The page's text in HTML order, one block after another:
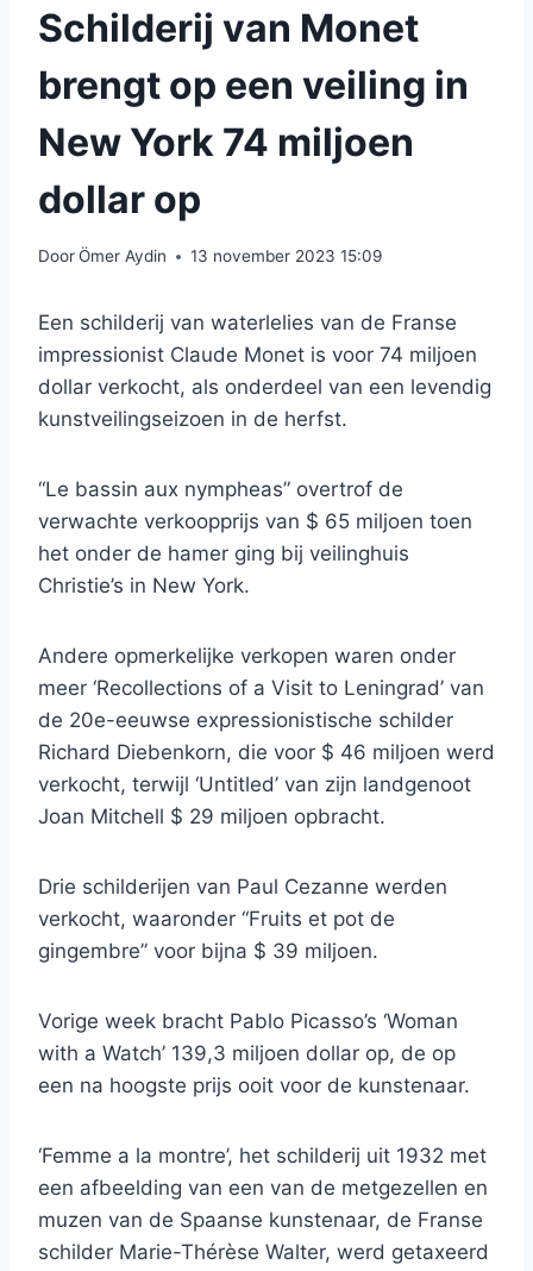
Schilderij van Monet
brengt op een veiling in
New York 74 miljoen
dollar op
DoorÖmer Aydin 13 november 2023 15:09
Een schilderij van waterlelies van de Franse
impressionist Claude Monet is voor 74 miljoen
dollar verkocht, als onderdeel van een levendig
kunstveilingseizoen in de herfst.
“Le bassin aux nympheas” overtrof de
verwachte verkoopprijs van $ 65 miljoen toen
het onder de hamer ging bij veilinghuis
Christie’s in New York.
Andere opmerkelijke verkopen waren onder
meer ‘Recollections of a Visit to Leningrad’ van
de 20e-eeuwse expressionistische schilder
Richard Diebenkorn, die voor $ 46 miljoen werd
verkocht, terwijl ‘Untitled’ van zijn landgenoot
Joan Mitchell $ 29 miljoen opbracht.
Drie schilderijen van Paul Cezanne werden
verkocht, waaronder “Fruits et pot de
gingembre” voor bijna $ 39 miljoen.
Vorige week bracht Pablo Picasso’s ‘Woman
with a Watch’ 139,3 miljoen dollar op, de op
een na hoogste prijs ooit voor de kunstenaar.
‘Femme a la montre’, het schilderij uit 1932 met
een afbeelding van een van de metgezellen en
muzen van de Spaanse kunstenaar, de Franse
schilder Marie-Thérèse Walter, werd getaxeerd